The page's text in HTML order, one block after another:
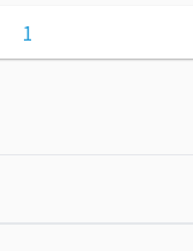
1